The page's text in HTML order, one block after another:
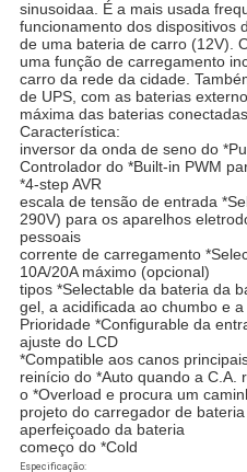
sinusoidaa. É a mais usada
funcionamento dos dispositivos
de uma bateria de carro (12V).
uma função de carregamento
carro da rede da cidade.
de UPS, com as baterias
máxima das baterias
Característica:
inversor da onda de seno do
Controlador do *Built-in PWM
*4-step AVR
escala de tensão de entrada
290V) para os aparelhos
pessoais
corrente de carregamento
10A/20A máximo (opcional)
tipos *Selectable da bateria da
gel, a acidificada ao chumbo e
Prioridade *Configurable da
ajuste do LCD
*Compatible aos canos
reinício do *Auto quando a C.A.
o *Overload e procura um
projeto do carregador de
aperfeiçoado da bateria
começo do *Cold
Especificação: